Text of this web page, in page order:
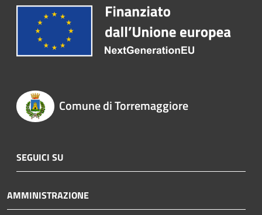
Comune di Torremaggiore
SEGUICI SU
AMMINISTRAZIONE